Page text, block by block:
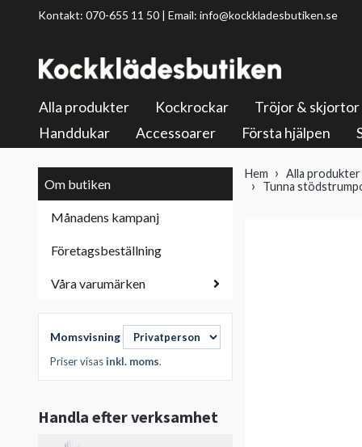
Kontakt: 070-655 11 50 | Email: info@kockkladesbutiken.se
Alla produkter Kockrockar Tröjor & skjortor
Handdukar
Accessoarer Första hjälpen
Om butiken
Månadens kampanj
Företagsbeställning
Våra varumärken
Momsvisning
Priser visasinkl. moms.
Handla efter verksamhet
Hem Alla produkter
Tunna